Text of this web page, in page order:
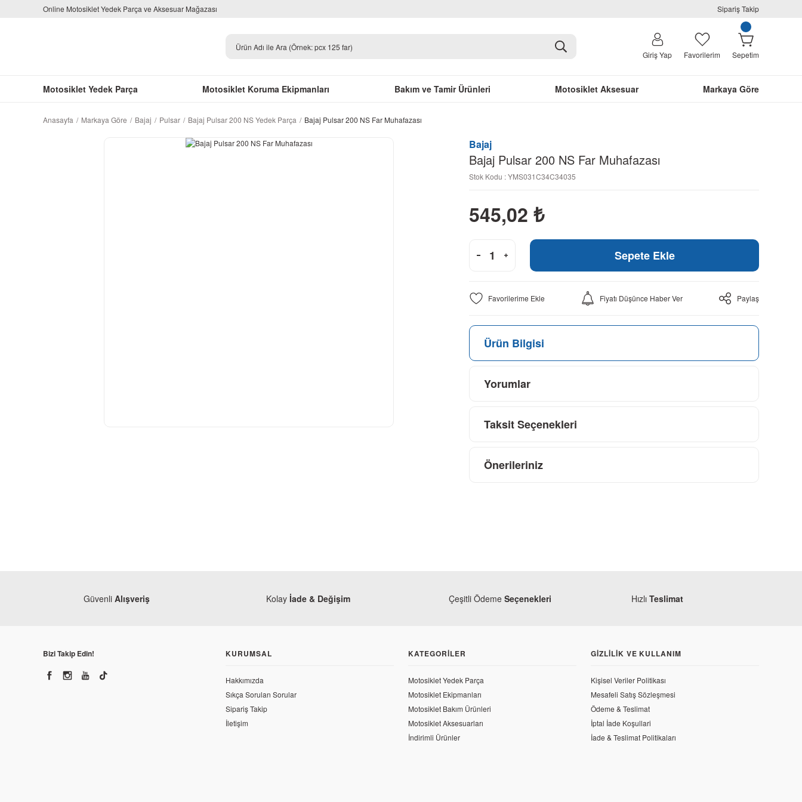
Online Motosiklet Yedek Parça ve Aksesuar Mağazası Sipariş Takip
Giriş Yap Favorilerim Sepetim
Motosiklet Yedek Parça Motosiklet Koruma Ekipmanları Bakım ve Tamir Ürünleri Motosiklet Aksesuar Markaya Göre
Anasayfa Markaya Göre Bajaj Pulsar Bajaj Pulsar 200 NS Yedek Parça Bajaj Pulsar 200 NS Far Muhafazası
Bajaj
Bajaj Pulsar 200 NS Far Muhafazası
Stok Kodu : YMS031C34C34035
545,02 ₺
Sepete Ekle
Fiyatı Düşünce Haber Ver Paylaş
Ürün Bilgisi
Yorumlar
Taksit Seçenekleri
Önerileriniz
Güvenli Alışveriş Kolay İade & Değişim Çeşitli Ödeme Seçenekleri Hızlı Teslimat
Bizi Takip Edin! KURUMSAL
Hakkımızda
Sıkça Sorulan Sorular
Sipariş Takip
İletişim
KATEGORILER
Motosiklet Yedek Parça
Motosiklet Ekipmanları
Motosiklet Bakım Ürünleri
Motosiklet Aksesuarları
İndirimli Ürünler
GIZLILIK VE KULLANIM
Kişisel Veriler Politikası
Mesafeli Satış Sözleşmesi
Ödeme & Teslimat
İptal İade Koşullari
İade & Teslimat Politikaları